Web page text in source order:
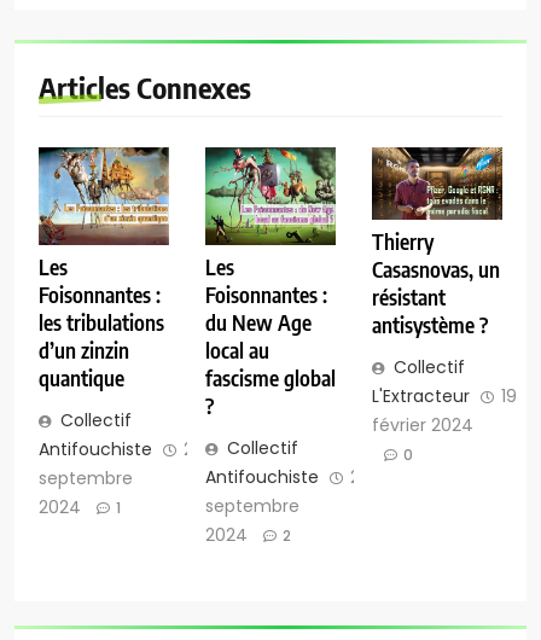
Articles Connexes
Les
Foisonnantes :
les tribulations
d’un zinzin
quantique
Collectif
Antifouchiste
29
septembre
2024
1
Les
Foisonnantes :
du New Age
local au
fascisme global
?
Collectif
Antifouchiste
29
septembre
2024
2
Thierry
Casasnovas, un
résistant
antisystème ?
Collectif
L'Extracteur
19
février 2024
0